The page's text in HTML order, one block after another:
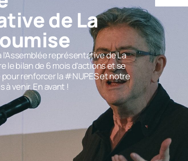
de La
l’Assemblée représentative de La
le bilan de 6 mois d’actions et se
renforcer la #NUPES et notre
à venir. En avant !